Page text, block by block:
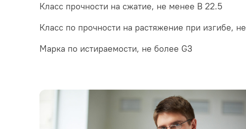
Класс прочности на сжатие, не менее В 22.5
Класс по прочности на растяжение при изгибе,
Марка по истираемости, не более G3